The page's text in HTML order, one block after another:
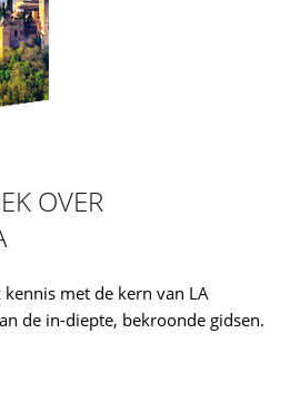
OVER
kennis met de kern van LA
de in-diepte, bekroonde gidsen.